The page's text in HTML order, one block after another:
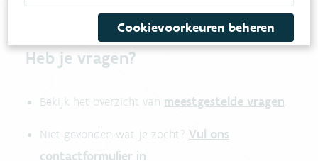
Heb je vragen?
Bekijk het overzicht van meestgestelde vragen.
Niet gevonden wat je zocht? Vul ons
contactformulier in.
Cookievoorkeuren beheren